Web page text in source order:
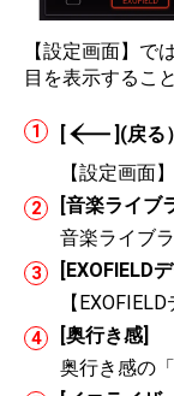
【設定画面】で
目を表示するこ
[
](戻る
【設定画面
[音楽ライ
音楽ライブ
[EXOFIELD
【
[奥行き感]
奥行き感の